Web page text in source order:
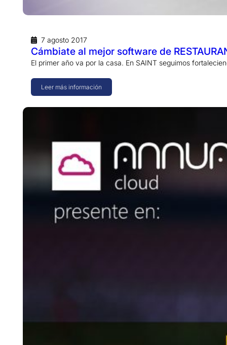
7 agosto 2017
Cámbiate al mejor software de
El primer año va por la casa. En SAINT seguimos
Leer más información